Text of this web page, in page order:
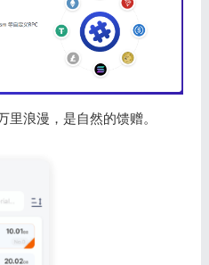
浪漫，是自然的馈赠。